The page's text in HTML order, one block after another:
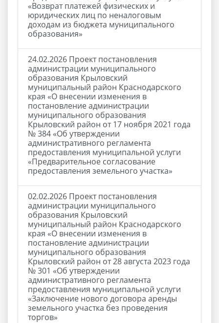
«Возврат платежей физических и
юридических лиц по неналоговым
доходам из бюджета муниципального
образования»
24.02.2026 Проект постановления
администрации муниципального
образования Крыловский
муниципальный район Краснодарского
края «О внесении изменения в
постановление администрации
муниципального образования
Крыловский район от 17 ноября 2021 года
№ 384 «Об утверждении
административного регламента
предоставления муниципальной услуги
«Предварительное согласование
предоставления земельного участка»
02.02.2026 Проект постановления
администрации муниципального
образования Крыловский
муниципальный район Краснодарского
края «О внесении изменения в
постановление администрации
муниципального образования
Крыловский район от 28 августа 2023 года
№ 301 «Об утверждении
административного регламента
предоставления муниципальной услуги
«Заключение нового договора аренды
земельного участка без проведения
торгов»